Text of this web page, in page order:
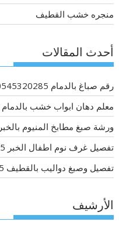
منجره خشب القطيف
أحدث المقالات
رقم صباغ بالدمام 0545320285
معلم دهان ابواب خشب بالدمام 0545320285
ورشة صبغ مطابخ المنيوم بالخبر 0545320285
تفصيل غرف نوم اطفال الخبر 0545320285
تفصيل وصبغ دواليب بالقطيف 0545320285
الأرشيف